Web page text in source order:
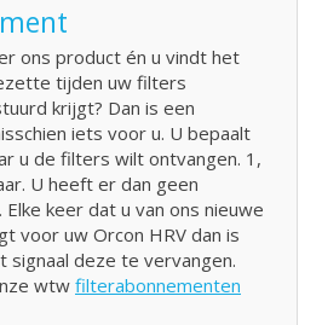
ons product én u vindt het
tijden uw filters
krijgt? Dan is een
iets voor u. U bepaalt
u de filters wilt ontvangen. 1,
U heeft er dan geen
keer dat u van ons nieuwe
voor uw Orcon HRV dan is
signaal deze te vervangen.
wtw filterabonnementen